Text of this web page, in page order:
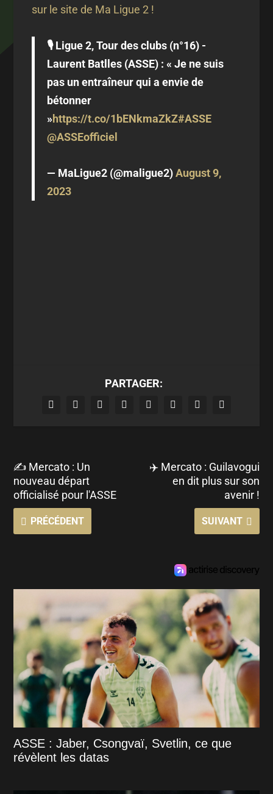
sur le site de Ma Ligue 2 !
🎙 Ligue 2, Tour des clubs (n°16) -
Laurent Batlles (ASSE) : « Je ne suis
pas un entraîneur qui a envie de
bétonner
»https://t.co/1bENkmaZkZ#ASSE
@ASSEofficiel
— MaLigue2 (@maligue2)August 9,
2023
PARTAGER:
✍ Mercato : Un
nouveau départ
officialisé pour l'ASSE
PRÉCÉDENT
✈️ Mercato : Guilavogui
en dit plus sur son
avenir !
SUIVANT
ASSE : Jaber, Csongvaï, Svetlin, ce que
révèlent les datas